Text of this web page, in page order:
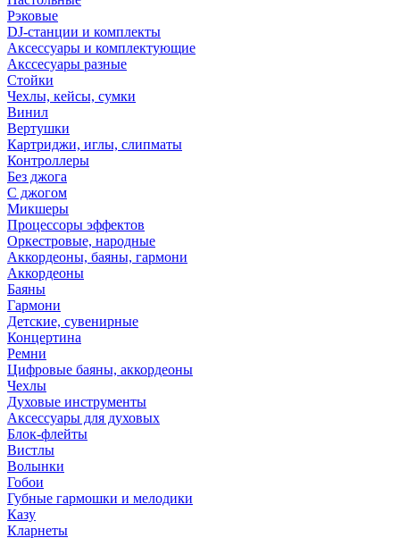
Рэковые
DJ-станции и комплекты
Аксессуары и комплектующие
Акссесуары разные
Стойки
Чехлы, кейсы, сумки
Винил
Вертушки
Картриджи, иглы, слипматы
Контроллеры
Без джога
С джогом
Микшеры
Процессоры эффектов
Оркестровые, народные
Аккордеоны, баяны, гармони
Аккордеоны
Баяны
Гармони
Детские, сувенирные
Концертина
Ремни
Цифровые баяны, аккордеоны
Чехлы
Духовые инструменты
Аксессуары для духовых
Блок-флейты
Вистлы
Волынки
Гобои
Губные гармошки и мелодики
Казу
Кларнеты